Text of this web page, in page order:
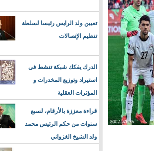
تعيين ولد الرايس رئيسا لسلطة
تنظيم الإتصالات
الدرك يفكك شبكة تنشط فى
استيراد وتوزيع المخدرات و
المؤثرات العقلية
قراءة معززة بالأرقام، لسبع
سنوات من حكم الرئيس محمد
ولد الشيخ الغزواني